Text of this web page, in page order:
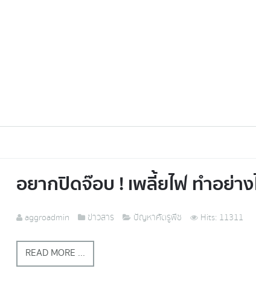
อยากปิดจ๊อบ ! เพลี้ยไฟ ทำอย่าง
aggroadmin ข่าวสาร ปัญหาศัตรูพืช Hits: 11311
READ MORE ...